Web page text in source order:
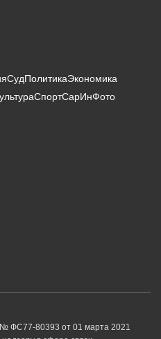
СудПолитикаЭкономика
СпортСарИнФото
ФС77-80393 от 01 марта 2021